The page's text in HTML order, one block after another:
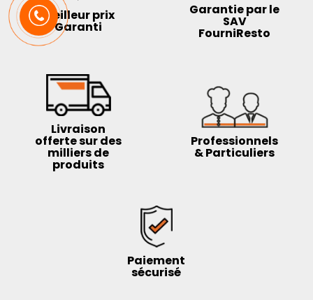
Meilleur prix
Garanti
Garantie par le
SAV
FourniResto
Livraison
offerte sur des
milliers de
produits
Professionnels
& Particuliers
Paiement
sécurisé